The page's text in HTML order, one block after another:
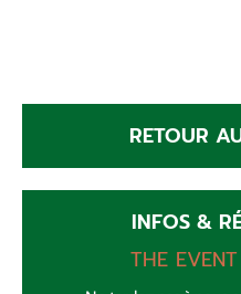
RETOUR
INFOS &
THE